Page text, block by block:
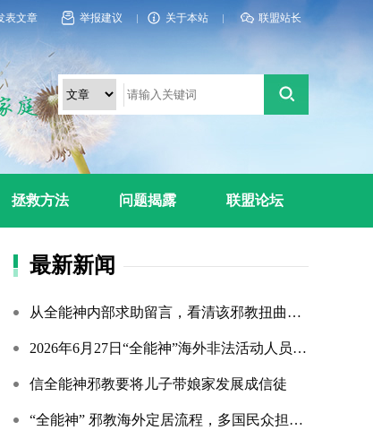
表文章 举报建议 关于本站 联盟站长
拯救方法 问题揭露 联盟论坛
最新新闻
从全能神内部求助留言，看清该邪教扭曲的相处环境与常态化的...
2026年6月27日“全能神”海外非法活动人员照片曝光（连载109...
信全能神邪教要将儿子带娘家发展成信徒
“全能神” 邪教海外定居流程，多国民众担忧难民法遭滥用